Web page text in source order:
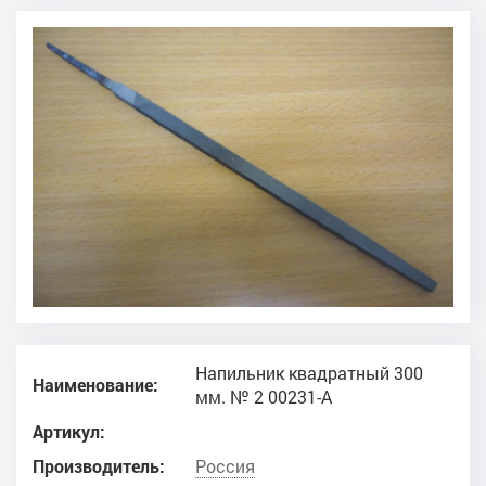
Наименование:
Напильник квадратный 300
мм. № 2 00231-А
Артикул:
Производитель:
Россия